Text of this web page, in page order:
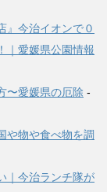
』今治イオンで０
｜愛媛県公園情報
〜愛媛県の厄除 -
や物や食べ物を調
｜今治ランチ隊が